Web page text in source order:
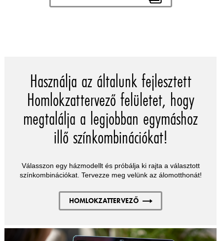
Használja az általunk fejlesztett
Homlokzattervező felületet, hogy
megtalálja a legjobban egymáshoz
illő színkombinációkat!
Válasszon egy házmodellt és próbálja ki rajta a választott
színkombinációkat. Tervezze meg velünk az álomotthonát!
HOMLOKZATTERVEZŐ